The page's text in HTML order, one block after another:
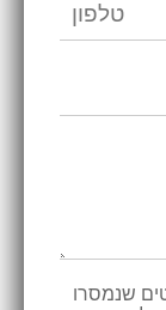
שנמסרו